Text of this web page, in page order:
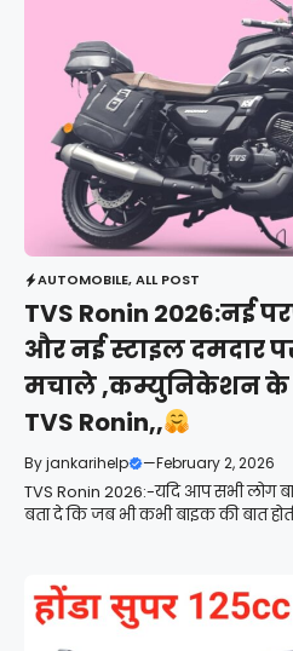
AUTOMOBILE,ALL POST
TVS Ronin 2026:नई
और नई स्टाइल दमदार
मचाले ,कम्युनिकेशन के
TVS Ronin,,
Byjankarihelp —February 2, 2026
TVS Ronin 2026:-यदि आप सभी लोग
बता दे कि जब भी कभी बाइक की बात